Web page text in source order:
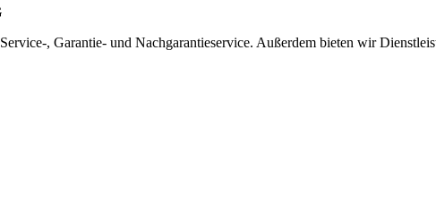
, Garantie- und Nachgarantieservice. Außerdem bieten wir